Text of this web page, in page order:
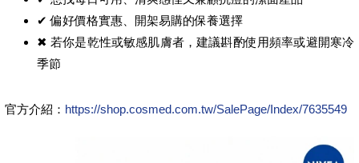
✔ 偏好價格實惠、開架易購的保養選擇
✖ 若你是乾性或敏感肌膚者，建議斟酌使用頻率或避開寒冷
季節
官方介紹： https://shop.cosmed.com.tw/SalePage/Index/7635549